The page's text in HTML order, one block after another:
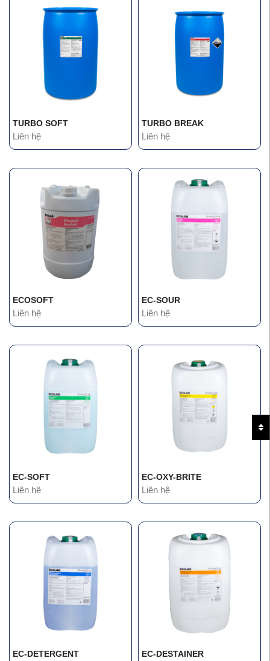
TURBO SOFT
Liên hệ
TURBO BREAK
Liên hệ
ECOSOFT
Liên hệ
EC-SOUR
Liên hệ
EC-SOFT
Liên hệ
EC-OXY-BRITE
Liên hệ
EC-DETERGENT EC-DESTAINER